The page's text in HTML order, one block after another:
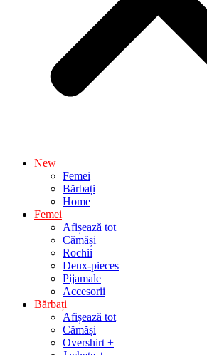
New
Femei
Bărbați
Home
Femei
Afișează tot
Cămăși
Rochii
Deux-pieces
Pijamale
Accesorii
Bărbați
Afișează tot
Cămăși
Overshirt +